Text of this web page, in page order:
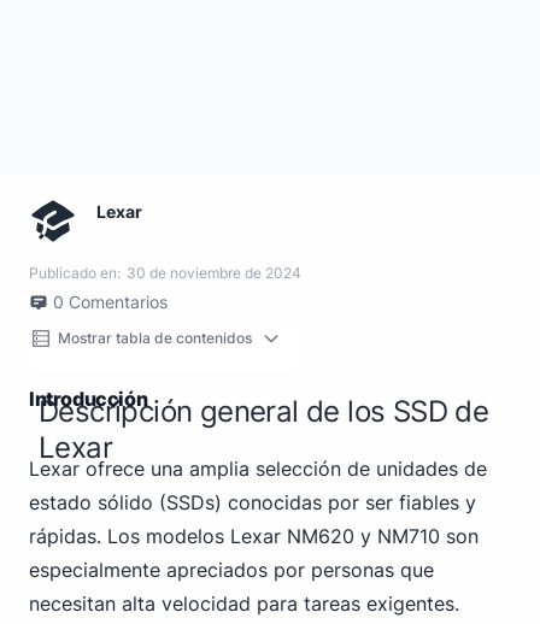
Lexar
Publicado en: 30 de noviembre de 2024
0 Comentarios
Mostrar tabla de contenidos
Introducción
Descripción general de los SSD de
Lexar
Lexar ofrece una amplia selección de unidades de
estado sólido (SSDs) conocidas por ser fiables y
rápidas. Los modelos Lexar NM620 y NM710 son
especialmente apreciados por personas que
necesitan alta velocidad para tareas exigentes.